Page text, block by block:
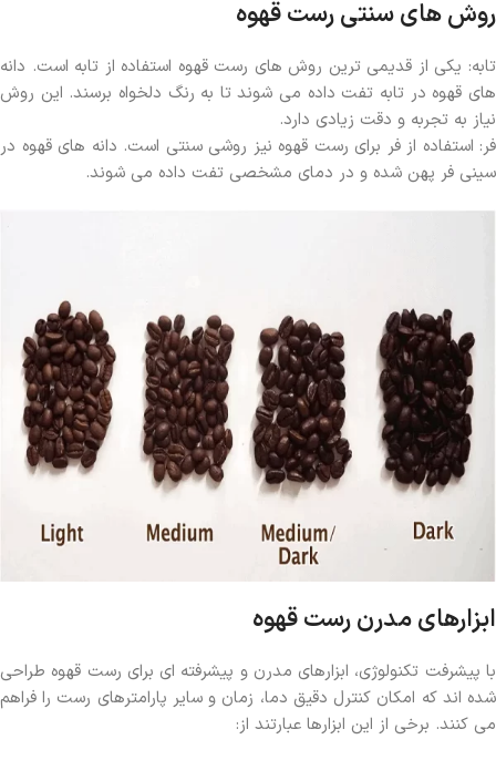
روش های سنتی رست قهوه
تابه: یکی از قدیمی ترین روش های رست قهوه استفاده از تابه است. دانه
های قهوه در تابه تفت داده می شوند تا به رنگ دلخواه برسند. این روش
نیاز به تجربه و دقت زیادی دارد.
فر: استفاده از فر برای رست قهوه نیز روشی سنتی است. دانه های قهوه در
سینی فر پهن شده و در دمای مشخصی تفت داده می شوند.
ابزارهای مدرن رست قهوه
با پیشرفت تکنولوژی، ابزارهای مدرن و پیشرفته ای برای رست قهوه طراحی
شده اند که امکان کنترل دقیق دما، زمان و سایر پارامترهای رست را فراهم
می کنند. برخی از این ابزارها عبارتند از: